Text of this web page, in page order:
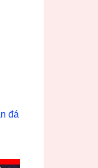
đá